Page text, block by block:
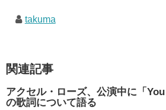
takuma
関連記事
アクセル・ローズ、公演中に「
の歌詞について語る